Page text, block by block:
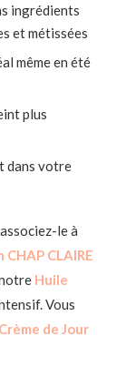
ingrédients
et métissées
même en été
plus
dans votre
le à
CLAIRE
Huile
Vous
Crème de Jour